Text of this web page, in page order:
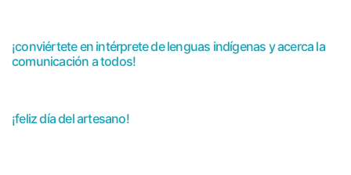
¡conviértete en intérprete de lenguas indígenas y acerca la
comunicación a todos!
¡feliz día del artesano!